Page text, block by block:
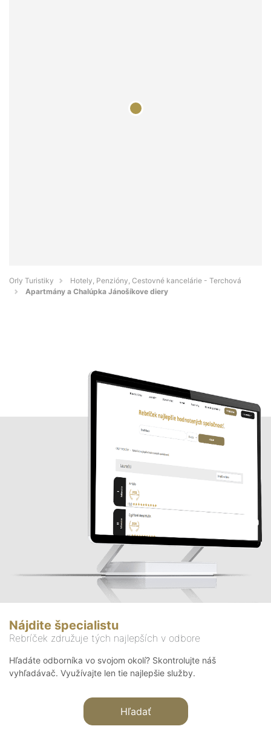
Orly Turistiky
Hotely, Penzióny, Cestovné kancelárie - Terchová
Apartmány a Chalúpka Jánošíkove diery
Nájdite špecialistu
Rebríček združuje tých najlepších v odbore
Hľadáte odborníka vo svojom okolí? Skontrolujte náš
vyhľadávač. Využívajte len tie najlepšie služby.
Hľadať